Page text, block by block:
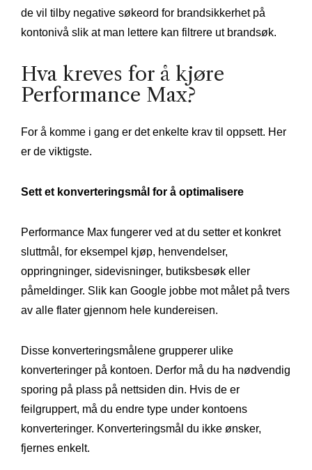
de vil tilby negative søkeord for brandsikkerhet på
kontonivå slik at man lettere kan filtrere ut brandsøk.
Hva kreves for å kjøre
Performance Max?
For å komme i gang er det enkelte krav til oppsett. Her
er de viktigste.
Sett et konverteringsmål for å optimalisere
Performance Max fungerer ved at du setter et konkret
sluttmål, for eksempel kjøp, henvendelser,
oppringninger, sidevisninger, butiksbesøk eller
påmeldinger. Slik kan Google jobbe mot målet på tvers
av alle flater gjennom hele kundereisen.
Disse konverteringsmålene grupperer ulike
konverteringer på kontoen. Derfor må du ha nødvendig
sporing på plass på nettsiden din. Hvis de er
feilgruppert, må du endre type under kontoens
konverteringer. Konverteringsmål du ikke ønsker,
fjernes enkelt.